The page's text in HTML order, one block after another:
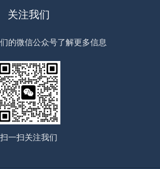
关注我们
的微信公众号了解更多信息
扫一扫关注我们